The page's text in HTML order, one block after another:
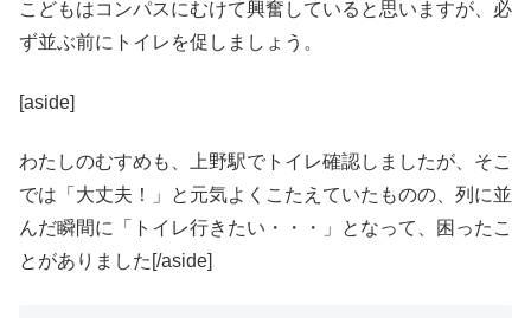
こどもはコンパスにむけて興奮していると思いますが、必
ず並ぶ前にトイレを促しましょう。
[aside]
わたしのむすめも、上野駅でトイレ確認しましたが、そこ
では「大丈夫！」と元気よくこたえていたものの、列に並
んだ瞬間に「トイレ行きたい・・・」となって、困ったこ
とがありました[/aside]